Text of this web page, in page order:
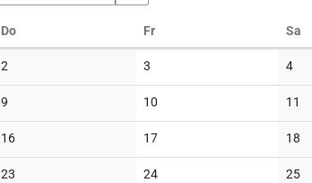
DoDonnerstag FrFreitag Sa
2
Veranstaltungen
3
Veranstaltungen
4
9
Veranstaltungen
10
Veranstaltungen
11
16Keine
Veranstaltungen
17Keine
Veranstaltungen
18
23 24Keine
25